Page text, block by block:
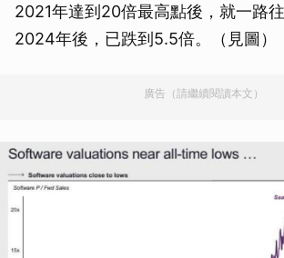
2021年達到20倍最高點後，就一路
2024年後，已跌到5.5倍。（見圖）
廣告（請繼續閱讀本文）